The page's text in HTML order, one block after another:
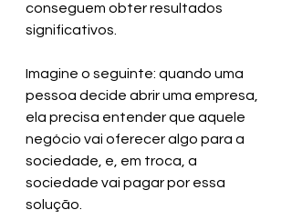
conseguem obter resultados
significativos.
Imagine o seguinte: quando uma
pessoa decide abrir uma empresa,
ela precisa entender que aquele
negócio vai oferecer algo para a
sociedade, e, em troca, a
sociedade vai pagar por essa
solução.